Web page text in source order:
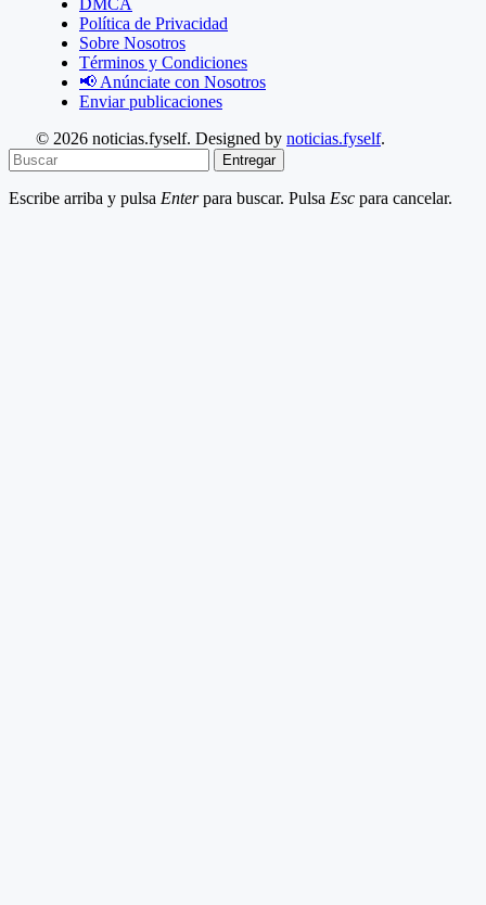
DMCA
Política de Privacidad
Sobre Nosotros
Términos y Condiciones
📢 Anúnciate con Nosotros
Enviar publicaciones
© 2026 noticias.fyself. Designed by noticias.fyself.
Entregar
Escribe arriba y pulsa Enterpara buscar. Pulsa Esc para cancelar.